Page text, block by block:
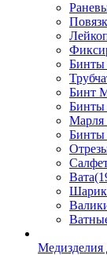
Бинты
Бинт
Бинты
Марля
Бинты
Вата
Медизделия